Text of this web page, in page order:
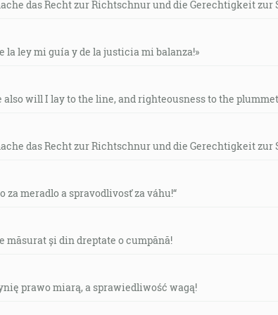
zaplakal nad ním a povedal: Ó, keby si aj ty bolo
skryté pred tvojimi očami! [Lk 19:41-42]
po všetky jej dni, sejba a žatva, studeno a teplo,
sú tí, ktorí, keď počuli, v šľachetnom a dobrom
slovo je pravda. [Jn 17:17]
nijakej tmy. [1J 1:5]
pretvaruje na anjela svetla. [2Kor 11:14]
das Recht zur Richtschnur und die Gerechtigkeit zur
la ley mi guía y de la justicia mi balanza!»
also will I lay to the line, and righteousness to the
das Recht zur Richtschnur und die Gerechtigkeit zur
za meradlo a spravodlivosť za váhu!“
măsurat și din dreptate o cumpănă!
prawo miarą, a sprawiedliwość wagą!